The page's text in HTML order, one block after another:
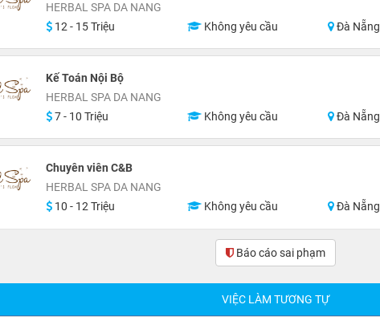
HERBAL SPA DA NANG
12 - 15 Triệu
Không yêu cầu Đà Nẵng
Kế Toán Nội Bộ
HERBAL SPA DA NANG
7 - 10 Triệu
Không yêu cầu Đà Nẵng
Chuyên viên C&B
HERBAL SPA DA NANG
10 - 12 Triệu
Không yêu cầu Đà Nẵng
Báo cáo sai phạm(0)
VIỆC LÀM TƯƠNG TỰ